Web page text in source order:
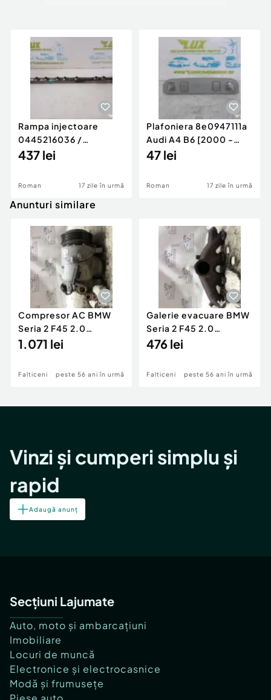
Rampa injectoare
0445216036 /
780542302 3.0 d 313
437 lei
Roman 17 zile în urmă
Plafoniera 8e0947111a
Audi A4 B6 [2000 -
2005]
47 lei
Roman 17 zile în urmă
Anunturi similare
Compresor AC BMW
Seria 2 F45 2.0
Motorina 2016
1.071 lei
Falticeni peste 56 ani în urmă
Galerie evacuare BMW
Seria 2 F45 2.0
Motorina 2016
476 lei
Falticeni peste 56 ani în urmă
Vinzi și cumperi simplu și
rapid
Adaugă anunț
Secțiuni Lajumate
Auto, moto și ambarcațiuni
Imobiliare
Locuri de muncă
Electronice și electrocasnice
Modă și frumusețe